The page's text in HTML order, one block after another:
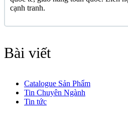
cạnh tranh.
Bài viết
Catalogue Sản Phẩm
Tin Chuyên Ngành
Tin tức